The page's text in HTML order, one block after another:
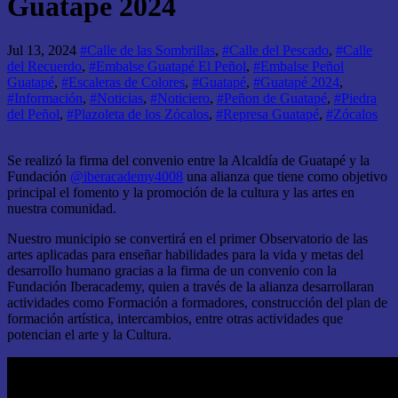
Guatapé 2024
Jul 13, 2024 #Calle de las Sombrillas, #Calle del Pescado, #Calle
del Recuerdo, #Embalse Guatapé El Peñol, #Embalse Peñol
Guatapé, #Escaleras de Colores, #Guatapé, #Guatapé 2024,
#Información, #Noticias, #Noticiero, #Peñon de Guatapé, #Piedra
del Peñol, #Plazoleta de los Zócalos, #Represa Guatapé, #Zócalos
Se realizó la firma del convenio entre la Alcaldía de Guatapé y la
Fundación ‪@iberacademy4008‬ una alianza que tiene como objetivo
principal el fomento y la promoción de la cultura y las artes en
nuestra comunidad.
Nuestro municipio se convertirá en el primer Observatorio de las
artes aplicadas para enseñar habilidades para la vida y metas del
desarrollo humano gracias a la firma de un convenio con la
Fundación Iberacademy, quien a través de la alianza desarrollaran
actividades como Formación a formadores, construcción del plan de
formación artística, intercambios, entre otras actividades que
potencian el arte y la Cultura.